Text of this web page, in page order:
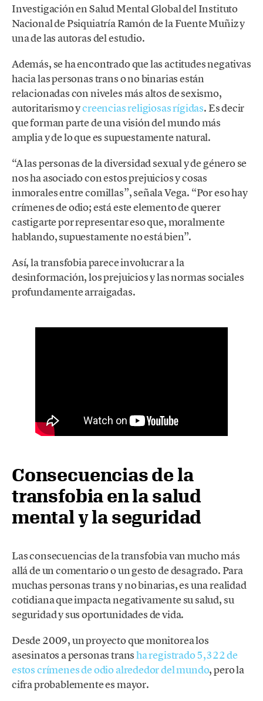
Investigación en Salud Mental Global del Instituto
Nacional de Psiquiatría Ramón de la Fuente Muñiz y
una de las autoras del estudio.
Además, se ha encontrado que las actitudes negativas
hacia las personas trans o no binarias están
relacionadas con niveles más altos de sexismo,
autoritarismo ycreencias religiosas rígidas. Es decir
que forman parte de una visión del mundo más
amplia y de lo que es supuestamente natural.
“A las personas de la diversidad sexual y de género se
nos ha asociado con estos prejuicios y cosas
inmorales entre comillas”, señala Vega. “Por eso hay
crímenes de odio; está este elemento de querer
castigarte por representar eso que, moralmente
hablando, supuestamente no está bien”.
Así, la transfobia parece involucrar a la
desinformación, los prejuicios y las normas sociales
profundamente arraigadas.
Consecuencias de la
transfobia en la salud
mental y la seguridad
Las consecuencias de la transfobia van mucho más
allá de un comentario o un gesto de desagrado. Para
muchas personas trans y no binarias, es una realidad
cotidiana que impacta negativamente su salud, su
seguridad y sus oportunidades de vida.
Desde 2009, un proyecto que monitorea los
asesinatos a personas transha registrado 5,322 de
estos crímenes de odio alrededor del mundo, pero la
cifra probablemente es mayor.